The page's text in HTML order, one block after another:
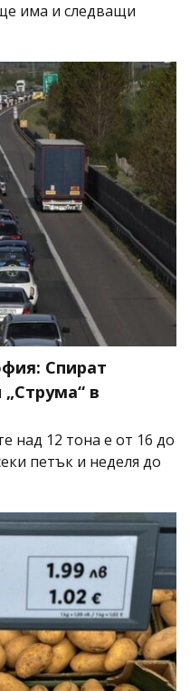
има и следващи
Спират
в
над 12 тона е от 16 до
петък и неделя до